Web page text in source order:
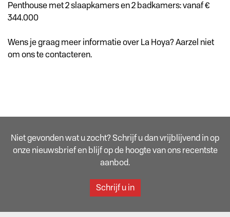
Penthouse met 2 slaapkamers en 2 badkamers: vanaf €
344.000
Wens je graag meer informatie over La Hoya? Aarzel niet
om ons te contacteren.
Niet gevonden wat u zocht? Schrijf u dan vrijblijvend in op
onze nieuwsbrief en blijf op de hoogte van ons recentste
aanbod.
Schrijf u in